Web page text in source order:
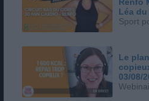
Léa du
Sport
Le
03/08/